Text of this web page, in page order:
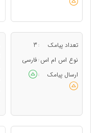
تعداد پیامک :
3
نوع اس ام اس : فارسی
ارسال پیامک
: